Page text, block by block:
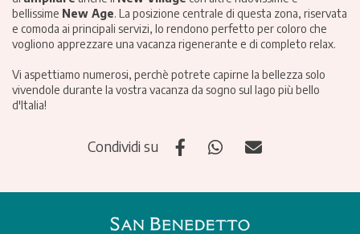
bellissime New Age. La posizione centrale di questa zona, riservata
e comoda ai principali servizi, lo rendono perfetto per coloro che
vogliono apprezzare una vacanza rigenerante e di completo relax.
Vi aspettiamo numerosi, perchè potrete capirne la bellezza solo
vivendole durante la vostra vacanza da sogno sul lago più bello
d'Italia!
Condividi su